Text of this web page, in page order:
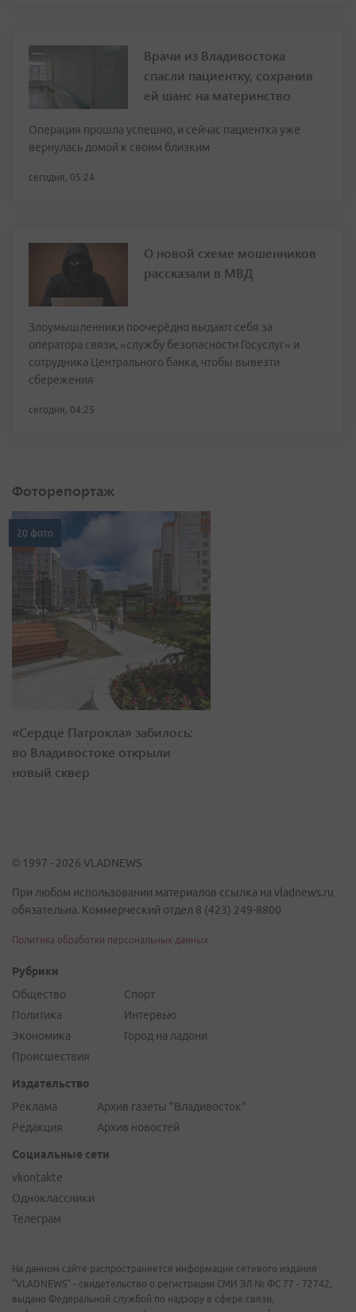
Врачи из Владивостока
спасли пациентку, сохранив
ей шанс на материнство
Операция прошла успешно, и сейчас пациентка уже
вернулась домой к своим близким
сегодня, 05:24
О новой схеме мошенников
рассказали в МВД
Злоумышленники поочерёдно выдают себя за
оператора связи, «службу безопасности Госуслуг» и
сотрудника Центрального банка, чтобы вывезти
сбережения
сегодня, 04:25
Фоторепортаж
20 фото
«Сердце Патрокла» забилось:
во Владивостоке открыли
новый сквер
© 1997 - 2026 VLADNEWS
При любом использовании материалов ссылка на vladnews.ru
обязательна. Коммерческий отдел 8 (423) 249-8800
Политика обработки персональных данных
Рубрики
Общество
Политика
Экономика
Происшествия
Спорт
Интервью
Город на ладони
Издательство
Реклама
Редакция
Архив газеты "Владивосток"
Архив новостей
Социальные сети
vkontakte
Одноклассники
Телеграм
На данном сайте распространяется информация сетевого издания
"VLADNEWS" - свидетельство о регистрации СМИ ЭЛ № ФС 77 - 72742,
выдано Федеральной службой по надзору в сфере связи,